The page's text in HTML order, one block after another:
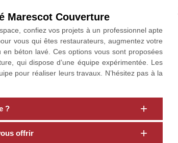
Marescot Couverture
confiez vos projets à un professionnel apte
vous qui êtes restaurateurs, augmentez votre
béton lavé. Ces options vous sont proposées
qui dispose d’une équipe expérimentée. Les
pour réaliser leurs travaux. N’hésitez pas à la
?
offrir